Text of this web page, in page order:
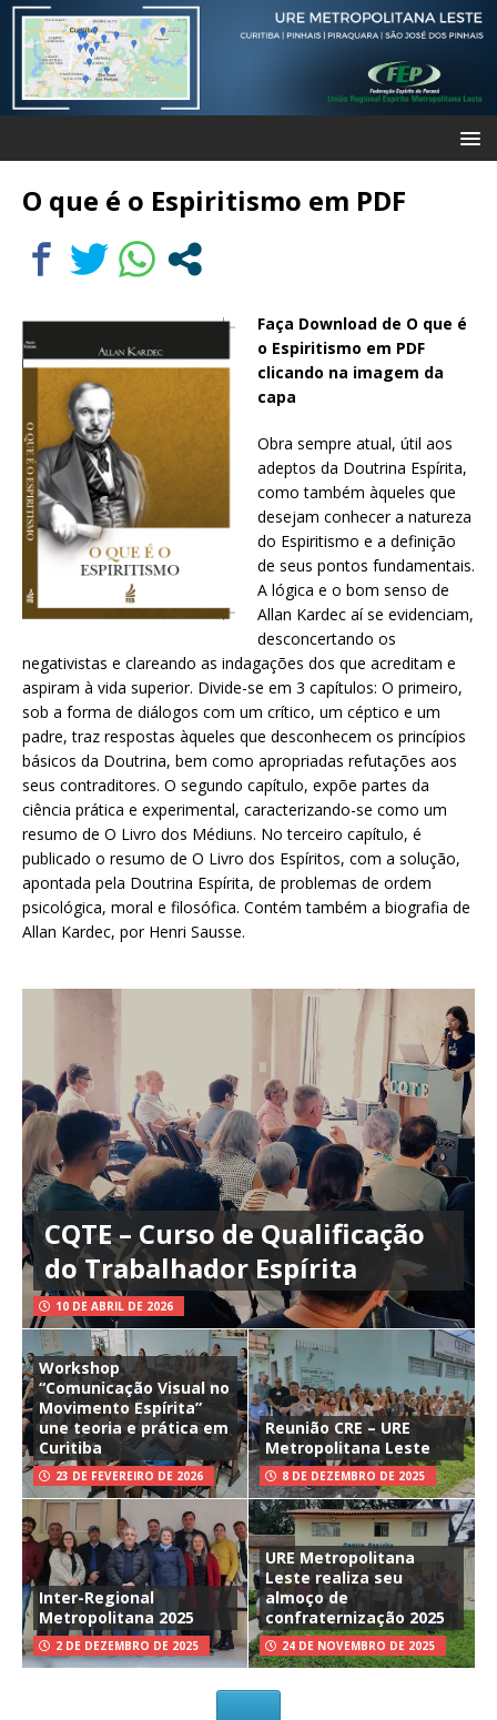
O que é o Espiritismo em PDF
Faça Download de O que é
o Espiritismo em PDF
clicando na imagem da
capa
Obra sempre atual, útil aos
adeptos da Doutrina Espírita,
como também àqueles que
desejam conhecer a natureza
do Espiritismo e a definição
de seus pontos fundamentais.
A lógica e o bom senso de
Allan Kardec aí se evidenciam,
desconcertando os
negativistas e clareando as indagações dos que acreditam e
aspiram à vida superior. Divide-se em 3 capítulos: O primeiro,
sob a forma de diálogos com um crítico, um céptico e um
padre, traz respostas àqueles que desconhecem os princípios
básicos da Doutrina, bem como apropriadas refutações aos
seus contraditores. O segundo capítulo, expõe partes da
ciência prática e experimental, caracterizando-se como um
resumo de O Livro dos Médiuns. No terceiro capítulo, é
publicado o resumo de O Livro dos Espíritos, com a solução,
apontada pela Doutrina Espírita, de problemas de ordem
psicológica, moral e filosófica. Contém também a biografia de
Allan Kardec, por Henri Sausse.
CQTE – Curso de Qualificação
do Trabalhador Espírita
10 DE ABRIL DE 2026
Workshop
“Comunicação Visual no
Movimento Espírita”
une teoria e prática em
Curitiba
23 DE FEVEREIRO DE 2026
Reunião CRE – URE
Metropolitana Leste
8 DE DEZEMBRO DE 2025
Inter-Regional
Metropolitana 2025
2 DE DEZEMBRO DE 2025
URE Metropolitana
Leste realiza seu
almoço de
confraternização 2025
24 DE NOVEMBRO DE 2025